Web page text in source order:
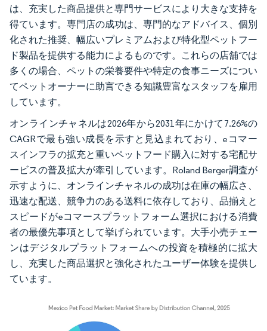
は、充実した商品提供と専門サービスにより大きな支持を
得ています。専門店の成功は、専門的なアドバイス、個別
化された推奨、幅広いプレミアムおよび特化型ペットフー
ド製品を提供する能力によるものです。これらの店舗では
多くの場合、ペットの栄養要件や特定の食事ニーズについ
てペットオーナーに助言できる知識豊富なスタッフを雇用
しています。
オンラインチャネルは2026年から2031年にかけて7.26%の
CAGRで最も強い成長を示すと見込まれており、eコマー
スインフラの拡充と重いペットフード購入に対する宅配サ
ービスの普及拡大が牽引しています。Roland Berger調査が
示すように、オンラインチャネルの成功は在庫の幅広さ、
迅速な配送、競争力のある送料に依存しており、品揃えと
スピードがeコマースプラットフォーム選択における消費
者の最優先事項として挙げられています。大手小売チェー
ンはデジタルプラットフォームへの投資を積極的に拡大
し、充実した商品選択と強化されたユーザー体験を提供し
ています。